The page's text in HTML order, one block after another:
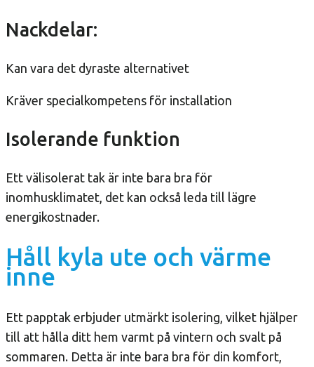
Nackdelar:
Kan vara det dyraste alternativet
Kräver specialkompetens för installation
Isolerande funktion
Ett välisolerat tak är inte bara bra för
inomhusklimatet, det kan också leda till lägre
energikostnader.
Håll kyla ute och värme
inne
Ett papptak erbjuder utmärkt isolering, vilket hjälper
till att hålla ditt hem varmt på vintern och svalt på
sommaren. Detta är inte bara bra för din komfort,